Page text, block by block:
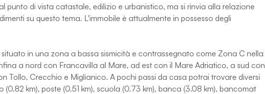
punto di vista catastale, edilizio e urbanistico, ma si rinvia alla relazione
su questo tema. L'immobile è attualmente in possesso degli
in una zona a bassa sismicità e contrassegnato come Zona C nella
a nord con Francavilla al Mare, ad est con il Mare Adriatico, a sud con
Tollo, Crecchio e Miglianico. A pochi passi da casa potrai trovare diversi
(0.82 km), poste (0.51 km), scuola (0.73 km), banca (3.08 km), bancomat